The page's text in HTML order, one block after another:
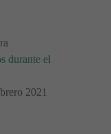
durante el
2021
Medicamentos y
¿Qué